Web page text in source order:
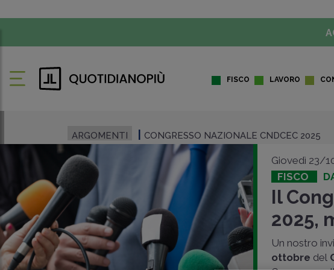
FISCO LAVORO
ARGOMENTI CONGRESSO NAZIONALE CNDCEC 2025
Giovedì 23/
FISCO
Il
2025,
Un nostro
ottobre del